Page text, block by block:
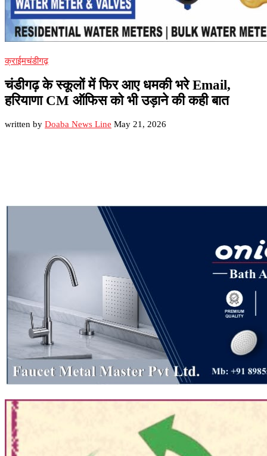
क्राईमचंडीगढ़
चंडीगढ़ के स्कूलों में फिर आए धमकी भरे Email,
हरियाणा CM ऑफिस को भी उड़ाने की कही बात
written by Doaba News Line May 21, 2026